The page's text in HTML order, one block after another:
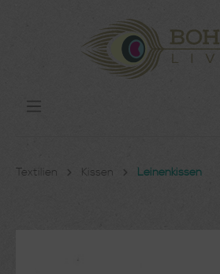
Textilien Kissen Leinenkissen